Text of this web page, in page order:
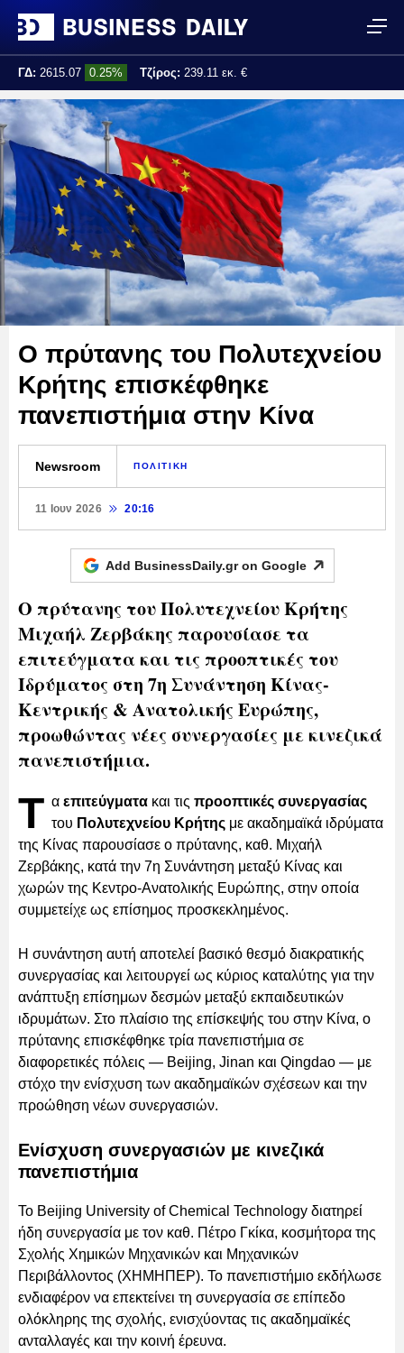
ΓΔ: 2615.07 0.25% Τζίρος: 239.11 εκ. €
Τελ. ενημέρωση: 17:25:01
Ο πρύτανης του Πολυτεχνείου
Κρήτης επισκέφθηκε
πανεπιστήμια στην Κίνα
Newsroom ΠΟΛΙΤΙΚΗ
11 Ιουν 2026 20:16
Add BusinessDaily.gr on Google
Ο πρύτανης του Πολυτεχνείου Κρήτης
Μιχαήλ Ζερβάκης παρουσίασε τα
επιτεύγματα και τις προοπτικές του
Ιδρύματος στη 7η Συνάντηση Κίνας-
Κεντρικής & Ανατολικής Ευρώπης,
προωθώντας νέες συνεργασίες με κινεζικά
πανεπιστήμια.
Τ α επιτεύγματα και τις προοπτικές συνεργασίας
του Πολυτεχνείου Κρήτης με ακαδημαϊκά ιδρύματα
της Κίνας παρουσίασε ο πρύτανης, καθ. Μιχαήλ
Ζερβάκης, κατά την 7η Συνάντηση μεταξύ Κίνας και
χωρών της Κεντρο-Ανατολικής Ευρώπης, στην οποία
συμμετείχε ως επίσημος προσκεκλημένος.
Η συνάντηση αυτή αποτελεί βασικό θεσμό διακρατικής
συνεργασίας και λειτουργεί ως κύριος καταλύτης για την
ανάπτυξη επίσημων δεσμών μεταξύ εκπαιδευτικών
ιδρυμάτων. Στο πλαίσιο της επίσκεψής του στην Κίνα, ο
πρύτανης επισκέφθηκε τρία πανεπιστήμια σε
διαφορετικές πόλεις — Beijing, Jinan και Qingdao — με
στόχο την ενίσχυση των ακαδημαϊκών σχέσεων και την
προώθηση νέων συνεργασιών.
Ενίσχυση συνεργασιών με κινεζικά
πανεπιστήμια
Το Beijing University of Chemical Technology διατηρεί
ήδη συνεργασία με τον καθ. Πέτρο Γκίκα, κοσμήτορα της
Σχολής Χημικών Μηχανικών και Μηχανικών
Περιβάλλοντος (ΧΗΜΗΠΕΡ). Το πανεπιστήμιο εκδήλωσε
ενδιαφέρον να επεκτείνει τη συνεργασία σε επίπεδο
ολόκληρης της σχολής, ενισχύοντας τις ακαδημαϊκές
ανταλλαγές και την κοινή έρευνα.